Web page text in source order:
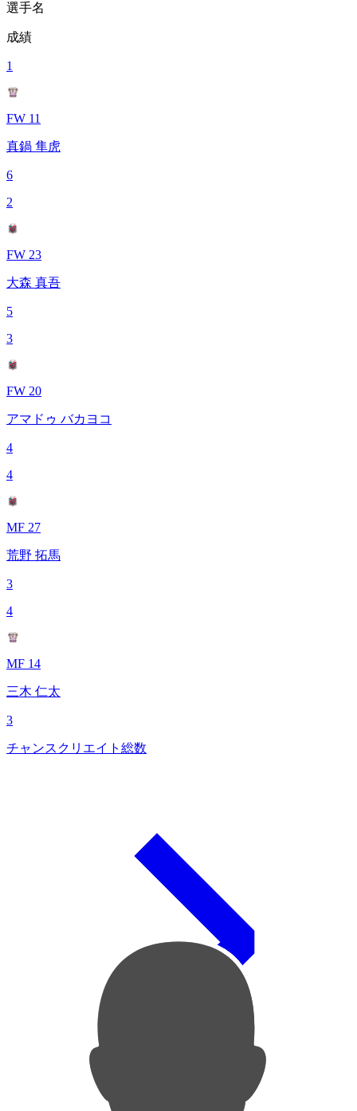
選手名
成績
1
FW 11
真鍋 隼虎
6
2
FW 23
大森 真吾
5
3
FW 20
アマドゥ バカヨコ
4
4
MF 27
荒野 拓馬
3
4
MF 14
三木 仁太
3
チャンスクリエイト総数